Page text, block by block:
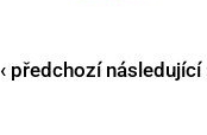
‹ předchozí následující